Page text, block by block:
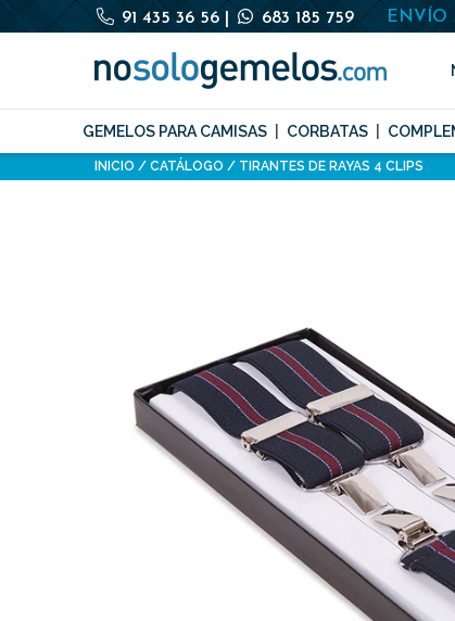
91 435 36 56 683 185 759 ENVÍO
GEMELOS PARA CAMISAS CORBATAS
INICIO CATÁLOGO TIRANTES DE RAYAS 4 CLIPS